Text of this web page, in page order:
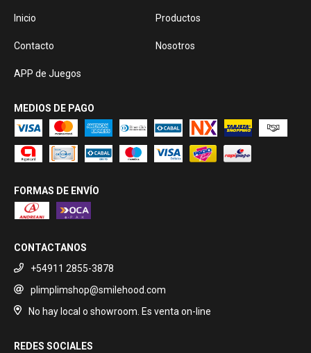
Inicio Productos
Contacto Nosotros
APP de Juegos
MEDIOS DE PAGO
FORMAS DE ENVÍO
CONTACTANOS
+54911 2855-3878
plimplimshop@smilehood.com
No hay local o showroom. Es venta on-line
REDES SOCIALES